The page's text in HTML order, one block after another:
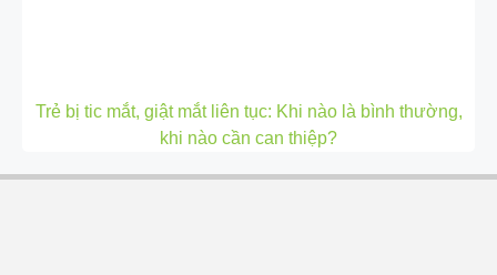
Trẻ bị tic mắt, giật mắt liên tục: Khi nào là bình thường,
khi nào cần can thiệp?